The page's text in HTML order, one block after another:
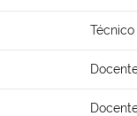
Técnico